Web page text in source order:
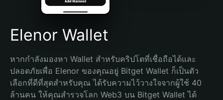
Español (Argentina)
Elenor Wallet
หากกำลังมองหา Wallet สำหรับคริปโตที่เชื่อถือได้และ
ปลอดภัยเพื่อ Elenor ของคุณอยู่ Bitget Wallet ก็เป็นตัว
เลือกที่ดีที่สุดสำหรับคุณ ได้รับความไว้วางใจจากผู้ใช้ 40
ล้านคน ให้คุณสำรวจโลก Web3 บน Bitget Wallet ได้